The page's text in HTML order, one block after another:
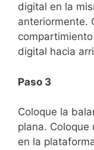
digital en la
anteriormente.
digital hacia
Paso 3
Coloque la
plana.
en la